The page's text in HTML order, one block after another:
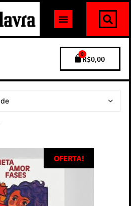
R$0,00
0
OFERTA!